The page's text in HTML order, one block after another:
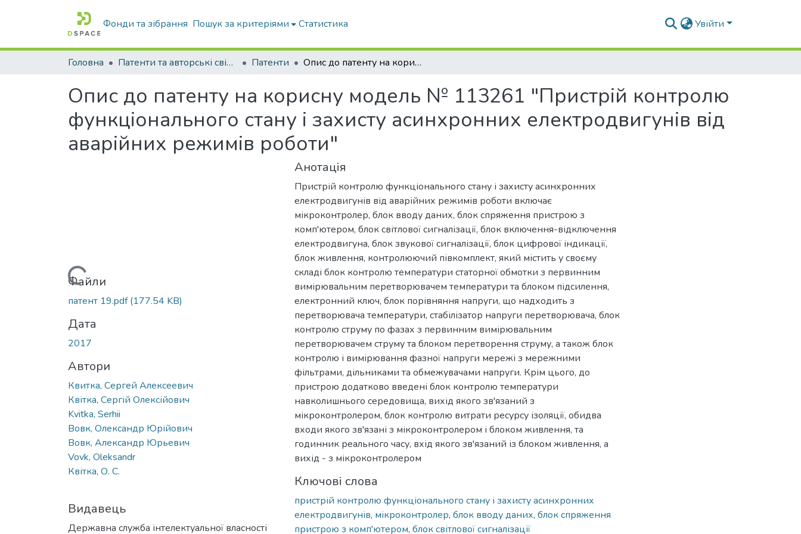
Фонди та зібрання Пошук за критеріями Статистика Увійти
Головна Патенти та авторські свідоцтва Патенти Опис до патенту на корисну модель № 113261 "Пристрій контролю функціонального стану і захисту асинхронних електродвигунів від аварійних режимів роботи"
Опис до патенту на корисну модель № 113261 "Пристрій контролю
функціонального стану і захисту асинхронних електродвигунів від
аварійних режимів роботи"
Вантажиться...
Файли
патент 19.pdf(177.54 KB)
Дата
2017
Автори
Квитка, Сергей Алексеевич
Квітка, Сергій Олексійович
Kvitka, Serhii
Вовк, Олександр Юрійович
Вовк, Александр Юрьевич
Vovk, Oleksandr
Квітка, О. С.
Видавець
Державна служба інтелектуальної власності
Анотація
Пристрій контролю функціонального стану і захисту асинхронних
електродвигунів від аварійних режимів роботи включає
мікроконтролер, блок вводу даних, блок спряження пристрою з
комп'ютером, блок світлової сигналізації, блок включення-відключення
електродвигуна, блок звукової сигналізації, блок цифрової індикації,
блок живлення, контролюючий півкомплект, який містить у своєму
складі блок контролю температури статорної обмотки з первинним
вимірювальним перетворювачем температури та блоком підсилення,
електронний ключ, блок порівняння напруги, що надходить з
перетворювача температури, стабілізатор напруги перетворювача, блок
контролю струму по фазах з первинним вимірювальним
перетворювачем струму та блоком перетворення струму, а також блок
контролю і вимірювання фазної напруги мережі з мережними
фільтрами, дільниками та обмежувачами напруги. Крім цього, до
пристрою додатково введені блок контролю температури
навколишнього середовища, вихід якого зв'язаний з
мікроконтролером, блок контролю витрати ресурсу ізоляції, обидва
входи якого зв'язані з мікроконтролером і блоком живлення, та
годинник реального часу, вхід якого зв'язаний із блоком живлення, а
вихід - з мікроконтролером
Ключові слова
пристрій контролю функціонального стану і захисту асинхронних
електродвигунів, мікроконтролер, блок вводу даних, блок спряження
пристрою з комп'ютером, блок світлової сигналізації